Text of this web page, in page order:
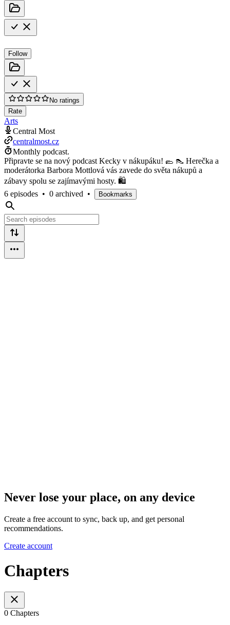
Follow
No ratings
Rate
Arts
Central Most
centralmost.cz
Monthly podcast.
Připravte se na nový podcast Kecky v nákupáku! 🥿 👠 Herečka a
moderátorka Barbora Mottlová vás zavede do světa nákupů a
zábavy spolu se zajímavými hosty. 🛍️
6 episodes • 0 archived • Bookmarks
Never lose your place, on any device
Create a free account to sync, back up, and get personal
recommendations.
Create account
Chapters
0 Chapters